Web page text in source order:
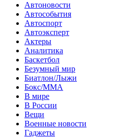
Автоновости
Автособытия
Автоспорт
Автоэксперт
Актеры
Аналитика
Баскетбол
Безумный мир
Биатлон/Лыжи
Бокс/MMA
В мире
В России
Вещи
Военные новости
Гаджеты